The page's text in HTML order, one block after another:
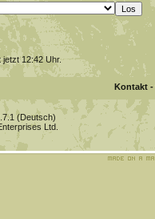
jetzt12:42Uhr.
Kontakt-
(Deutsch)
Ltd.